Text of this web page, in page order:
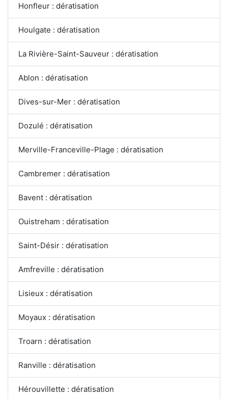
Honfleur : dératisation
Houlgate : dératisation
La Rivière-Saint-Sauveur : dératisation
Ablon : dératisation
Dives-sur-Mer : dératisation
Dozulé : dératisation
Merville-Franceville-Plage : dératisation
Cambremer : dératisation
Bavent : dératisation
Ouistreham : dératisation
Saint-Désir : dératisation
Amfreville : dératisation
Lisieux : dératisation
Moyaux : dératisation
Troarn : dératisation
Ranville : dératisation
Hérouvillette : dératisation